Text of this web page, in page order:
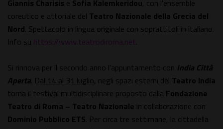
Giannis Charisis e Sofia Kalemkeridou, con l'ensemble
coreutico e attoriale del Teatro Nazionale della Grecia del
Nord. Spettacolo in lingua originale con soprattitoli in italiano.
Info su https://www.teatrodiroma.net.
Si rinnova per il secondo anno l'appuntamento con India Città
Aperta. Dal 14 al 31 luglio, negli spazi esterni del Teatro India
torna il festival multidisciplinare proposto dalla Fondazione
Teatro di Roma – Teatro Nazionale in collaborazione con
Dominio Pubblico ETS. Per circa tre settimane, la cittadella